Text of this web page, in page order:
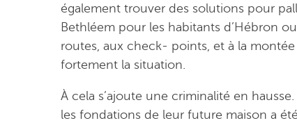
également trouver des solutions pour
Bethléem pour les habitants d’Hébron
routes, aux check- points, et à la
fortement la situation.
À cela s’ajoute une criminalité en
les fondations de leur future maison a